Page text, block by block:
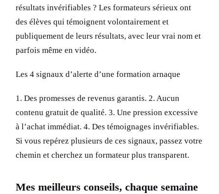
résultats invérifiables ? Les formateurs sérieux ont
des élèves qui témoignent volontairement et
publiquement de leurs résultats, avec leur vrai nom et
parfois même en vidéo.
Les 4 signaux d’alerte d’une formation arnaque
1. Des promesses de revenus garantis. 2. Aucun
contenu gratuit de qualité. 3. Une pression excessive
à l’achat immédiat. 4. Des témoignages invérifiables.
Si vous repérez plusieurs de ces signaux, passez votre
chemin et cherchez un formateur plus transparent.
Mes meilleurs conseils, chaque semaine